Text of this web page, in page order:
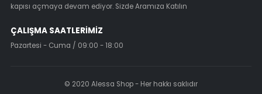
kapısı açmaya devam ediyor. Sizde Aramıza Katılın
ÇALIŞMA SAATLERIMIZ
Pazartesi - Cuma / 09:00 - 18:00
© 2020 Alessa Shop - Her hakkı saklıdır